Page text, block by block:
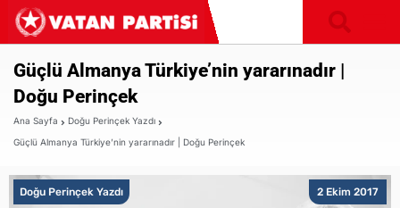
Güçlü Almanya Türkiye’nin yararınadır |
Doğu Perinçek
Ana Sayfa
Doğu Perinçek Yazdı
Güçlü Almanya Türkiye’nin yararınadır | Doğu Perinçek
2 Ekim 2017
Doğu Perinçek Yazdı